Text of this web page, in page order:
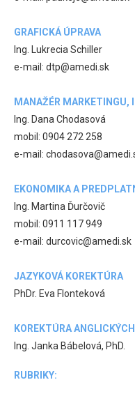
GRAFICKÁ ÚPRAVA
Ing. Lukrecia Schiller
e-mail: dtp@amedi.sk
MANAŽÉR MARKETINGU,
Ing. Dana Chodasová
mobil: 0904 272 258
e-mail:
EKONOMIKA A
Ing. Martina Ďurčovič
mobil: 0911 117 949
e-mail: durcovic@amedi.sk
JAZYKOVÁ KOREKTÚRA
PhDr. Eva Flonteková
KOREKTÚRA
Ing. Janka Bábelová, PhD.
RUBRIKY: